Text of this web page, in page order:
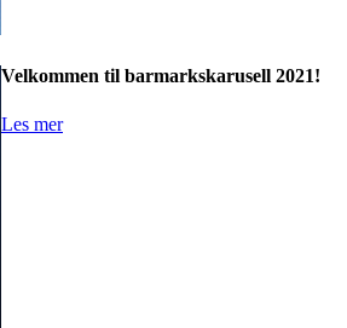
Velkommen til barmarkskarusell 2021!
Les mer